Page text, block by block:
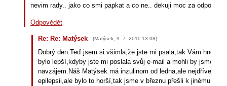
nevim rady.. jako co smi papkat a co ne.. dekuji moc za odpoved
Odpovědět
Re: Re: Matýsek (Matýsek 9. 7. 2011 13:08)
Dobrý den.Teď jsem si všimla,že jste mi psala,tak Vám hned
bylo lepší,kdyby jste mi poslala svůj e-mail a mohli by jsme si
navzájem.Náš Matýsek má inzulinom od ledna,ale nejdříve
epilepsii,ale bylo to horší,tak jsme v březnu přešli k jinému